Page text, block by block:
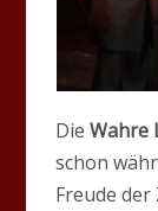
DieWahre
schon
Freude